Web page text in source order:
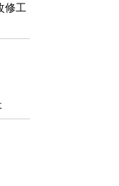
修工